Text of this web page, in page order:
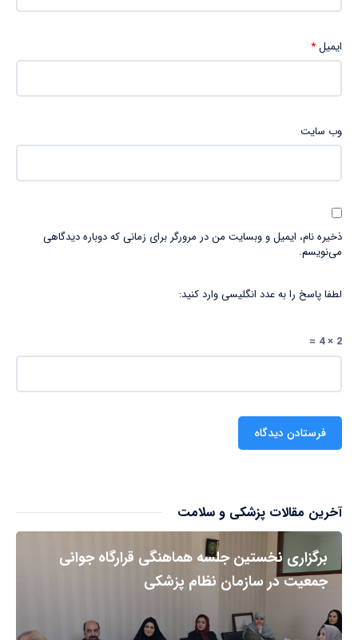
ایمیل*
وب‌ سایت
ذخیره نام، ایمیل و وبسایت من در مرورگر برای زمانی که دوباره دیدگاهی
می‌نویسم.
لطفا پاسخ را به عدد انگلیسی وارد کنید:
2 × 4 =
آخرین مقالات پزشکی و سلامت
برگزاری نخستین جلسه هماهنگی قرارگاه جوانی
جمعیت در سازمان نظام پزشکی